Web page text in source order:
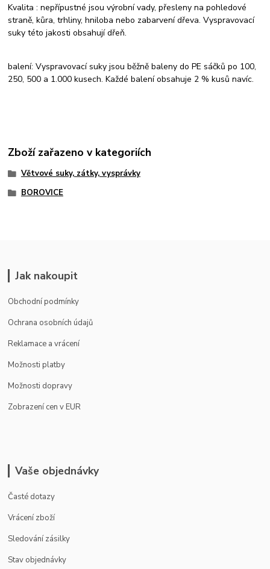
Kvalita : nepřípustné jsou výrobní vady, přesleny na pohledové
straně, kůra, trhliny, hniloba nebo zabarvení dřeva. Vyspravovací
suky této jakosti obsahují dřeň.
balení: Vyspravovací suky jsou běžně baleny do PE sáčků po 100,
250, 500 a 1.000 kusech. Každé balení obsahuje 2 % kusů navíc.
Zboží zařazeno v kategoriích
Větvové suky, zátky, vysprávky
BOROVICE
Jak nakoupit
Obchodní podmínky
Ochrana osobních údajů
Reklamace a vrácení
Možnosti platby
Možnosti dopravy
Zobrazení cen v EUR
Vaše objednávky
Časté dotazy
Vrácení zboží
Sledování zásilky
Stav objednávky